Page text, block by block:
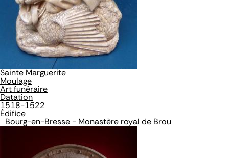
Sainte Marguerite
Moulage
Art funéraire
Datation
1518-1522
Édifice
Bourg-en-Bresse - Monastère royal de Brou